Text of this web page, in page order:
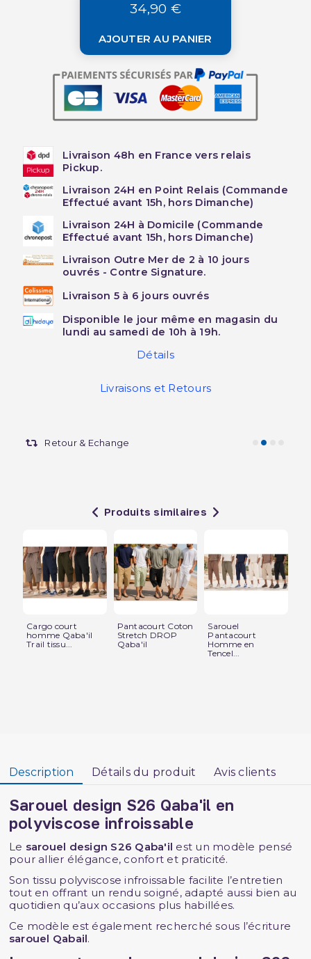
34,90 €
AJOUTER AU PANIER
Livraison 48h en France vers relais
Pickup.
Livraison 24H en Point Relais (Commande
Effectué avant 15h, hors Dimanche)
Livraison 24H à Domicile (Commande
Effectué avant 15h, hors Dimanche)
Livraison Outre Mer de 2 à 10 jours
ouvrés - Contre Signature.
Livraison 5 à 6 jours ouvrés
Disponible le jour même en magasin du
lundi au samedi de 10h à 19h.
Détails
Livraisons et Retours
Retour & Echange
Produits similaires
Cargo court
homme Qaba'il
Trail tissu...
Pantacourt Coton
Stretch DROP
Qaba'il
Sarouel
Pantacourt
Homme en
Tencel...
Description Détails du produit Avis clients
Sarouel design S26 Qaba'il en
polyviscose infroissable
Le sarouel design S26 Qaba'il est un modèle pensé
pour allier élégance, confort et praticité.
Son tissu polyviscose infroissable facilite l’entretien
tout en offrant un rendu soigné, adapté aussi bien au
quotidien qu’aux occasions plus habillées.
Ce modèle est également recherché sous l’écriture
sarouel Qabail.